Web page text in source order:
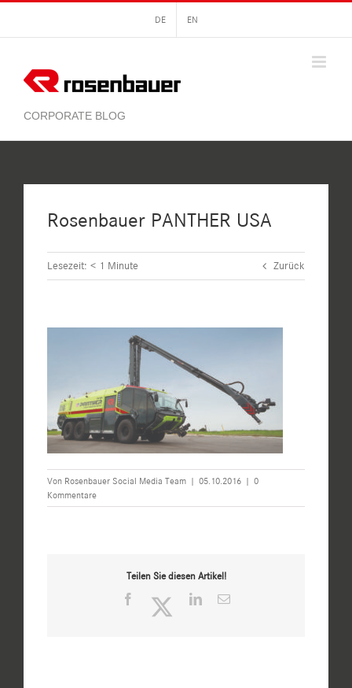
springen
DE EN
Rosenbauer PANTHER USA
Lesezeit: < 1 Minute Zurück
Von Rosenbauer Social Media Team | 05.10.2016 | 0
Kommentare
Teilen Sie diesen Artikel!
Facebook TwitterLinkedIn
E-